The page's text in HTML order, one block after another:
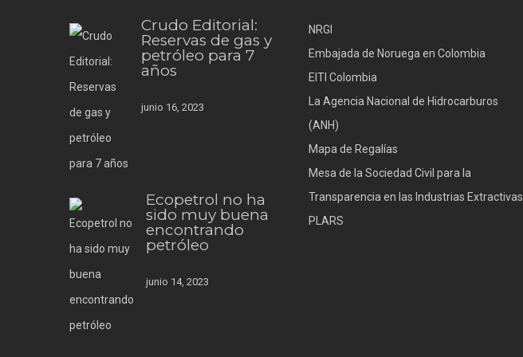
Crudo Editorial:
Reservas de gas y
petróleo para 7
años
junio 16, 2023
Ecopetrol no ha
sido muy buena
encontrando
petróleo
junio 14, 2023
NRGI
Embajada de Noruega en Colombia
EITI Colombia
La Agencia Nacional de Hidrocarburos
(ANH)
Mapa de Regalías
Mesa de la Sociedad Civil para la
Transparencia en las Industrias Extractivas
PLARS